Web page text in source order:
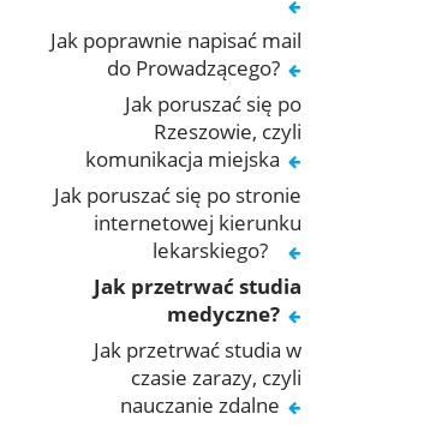
Jak poprawnie napisać mail
do Prowadzącego?
Jak poruszać się po
Rzeszowie, czyli
komunikacja miejska
Jak poruszać się po stronie
internetowej kierunku
lekarskiego?
Jak przetrwać studia
medyczne?
Jak przetrwać studia w
czasie zarazy, czyli
nauczanie zdalne